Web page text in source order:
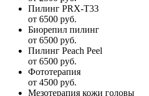
Пилинг PRX-T33
от 6500 руб.
Биорепил пилинг
от 6500 руб.
Пилинг Peach Peel
от 6500 руб.
Фототерапия
от 4500 руб.
Мезотерапия кожи головы